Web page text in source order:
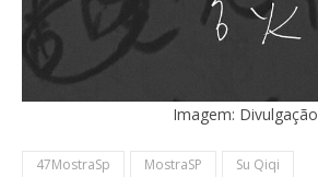
Imagem: Divulgação
47MostraSp MostraSP Su Qiqi